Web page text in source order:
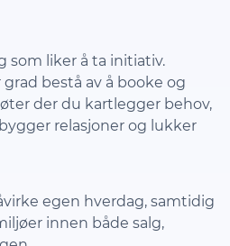
som liker å ta initiativ.
bestå av å booke og
der du kartlegger behov,
relasjoner og lukker
egen hverdag, samtidig
innen både salg,